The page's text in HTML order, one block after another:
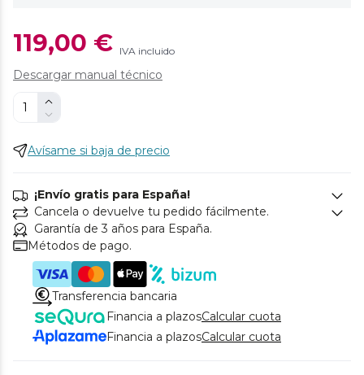
119,00 € IVA incluido
Descargar manual técnico
Avísame si baja de precio
¡Envío gratis para España!
Cancela o devuelve tu pedido fácilmente.
Garantía de 3 años para España.
Métodos de pago.
Transferencia bancaria
Financia a plazosCalcular cuota
Financia a plazosCalcular cuota